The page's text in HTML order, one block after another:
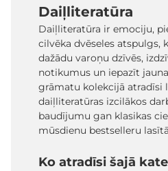
Daiļliteratūra
Daiļliteratūra ir emociju,
cilvēka dvēseles atspulgs,
dažādu varoņu dzīvēs,
notikumus un iepazīt
grāmatu kolekcijā atradīsi
daiļliteratūras izcilākos
baudījumu gan klasikas
mūsdienu bestselleru
Ko atradīsi šajā